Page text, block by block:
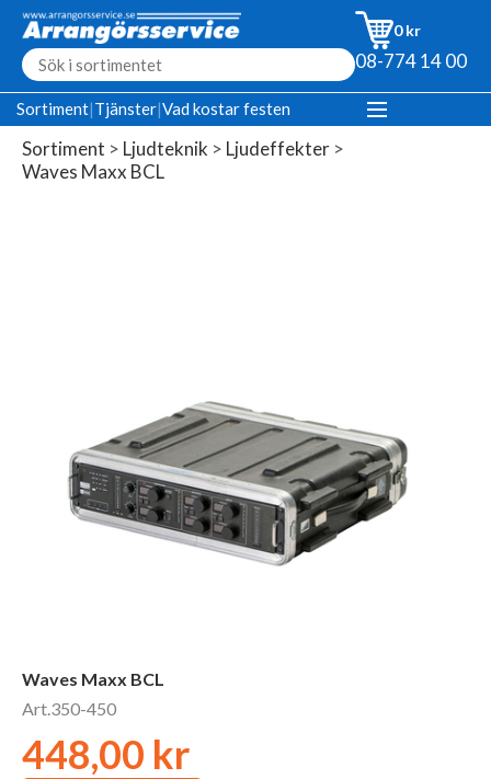
0 kr
08-774 14 00
Sortiment|Tjänster|Vad kostar festen
Sortiment > Ljudteknik > Ljudeffekter >
Waves Maxx BCL
Waves Maxx BCL
Art.350-450
448,00 kr